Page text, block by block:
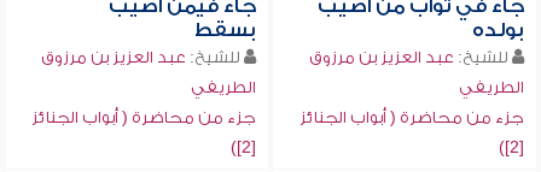
جاء في ثواب من أصيب
بولده
للشيخ: عبد العزيز بن مرزوق
الطريفي
جزء من محاضرة ( أبواب الجنائز
[2])
جاء فيمن أصيب
بسقط
للشيخ: عبد العزيز بن مرزوق
الطريفي
جزء من محاضرة ( أبواب الجنائز
[2])